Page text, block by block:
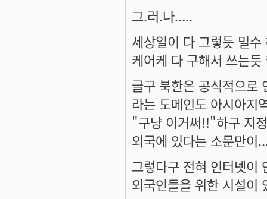
그.러.나.....
세상일이 다 그렇듯 밀
케어케 다 구해서 쓰는듯
글구 북한은 공식적으로
라는 도메인도 아시아지
"구냥 이거써!!"하구 지
외국에 있다는 소문만이
그렇다구 전혀 인터넷이
외국인들을 위한 시설이